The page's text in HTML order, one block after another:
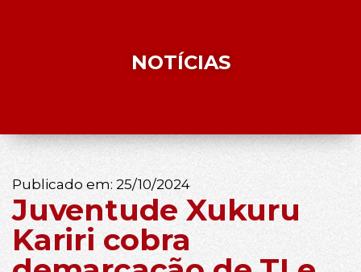
NOTÍCIAS
Publicado em: 25/10/2024
Juventude Xukuru
Kariri cobra